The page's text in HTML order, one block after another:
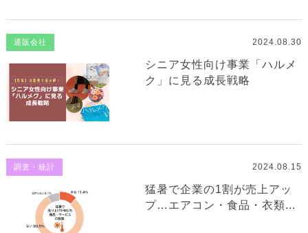
通販会社 2024.08.30
シニア女性向け事業「ハルメ
ク」に見る成長戦略
調査・統計 2024.08.15
猛暑で企業の1割が売上アッ
プ…エアコン・食品・衣類...